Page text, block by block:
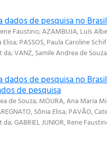
dados de pesquisa no
Faustino;AZAMBUJA, Luís
Elisa;PASSOS, Paula Caroline
da;VANZ, Samile Andrea de Souza
dados de pesquisa no
de pesquisa
de Souza;MOURA, Ana Maria
Sônia Elisa;PAVÃO,
da;GABRIEL JUNIOR, Rene